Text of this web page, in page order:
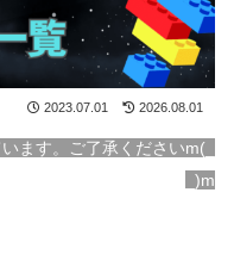
2023.07.01 2026.08.01
ます。ご了承くださいm(_
_)m